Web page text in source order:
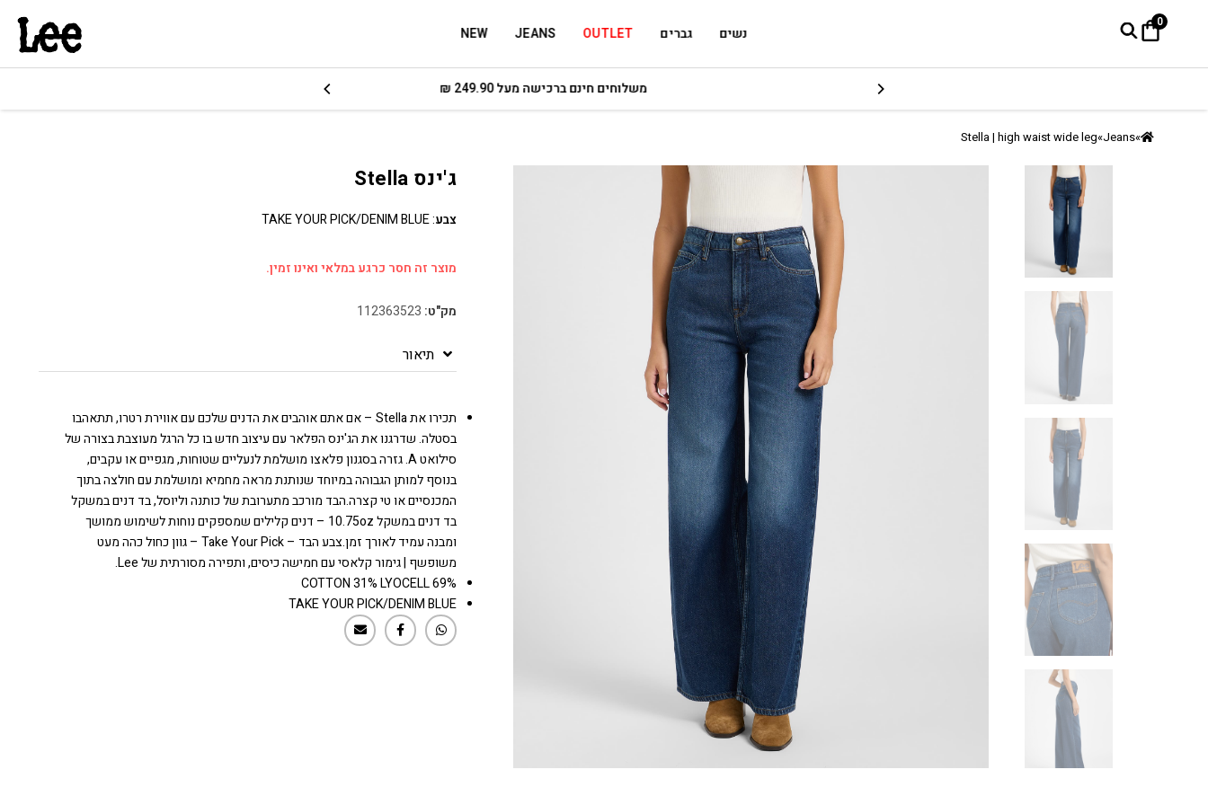
0
נשים גברים OUTLET
JEANS
NEW
משלוחים חינם ברכישה מעל 249.90 ₪
»
Jeans
»
Stella | high waist wide leg
ג'ינס Stella
צבע:
TAKE YOUR PICK/DENIM BLUE
מוצר זה חסר כרגע במלאי ואינו זמין.
מק"ט: 112363523
תיאור
תכירו את Stella – אם אתם אוהבים את הדנים שלכם עם אווירת רטרו, תתאהבו
בסטלה. שדרגנו את הג'ינס הפלאר עם עיצוב חדש בו כל הרגל מעוצבת בצורה של
סילואט A. גזרה בסגנון פלאצו מושלמת לנעליים שטוחות, מגפיים או עקבים,
בנוסף למותן הגבוהה במיוחד שנותנת מראה מחמיא ומושלמת עם חולצה בתוך
המכנסיים או טי קצרה.הבד מורכב מתערובת של כותנה וליוסל, בד דנים במשקל
בד דנים במשקל 10.75oz – דנים קלילים שמספקים נוחות לשימוש ממושך
ומבנה עמיד לאורך זמן.צבע הבד – Take Your Pick – גוון כחול כהה מעט
משופשף | גימור קלאסי עם חמישה כיסים, ותפירה מסורתית של Lee.
69% COTTON 31% LYOCELL
TAKE YOUR PICK/DENIM BLUE